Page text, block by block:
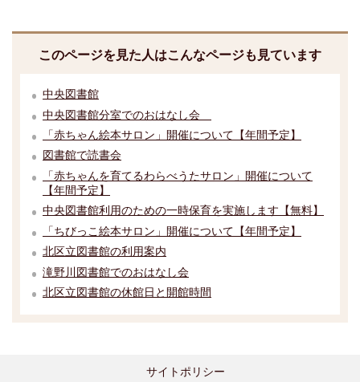
このページを見た人はこんなページも見ています
中央図書館
中央図書館分室でのおはなし会
「赤ちゃん絵本サロン」開催について【年間予定】
図書館で読書会
「赤ちゃんを育てるわらべうたサロン」開催について
【年間予定】
中央図書館利用のための一時保育を実施します【無料】
「ちびっこ絵本サロン」開催について【年間予定】
北区立図書館の利用案内
滝野川図書館でのおはなし会
北区立図書館の休館日と開館時間
サイトポリシー